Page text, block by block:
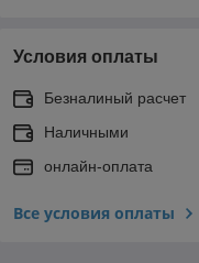
Условия оплаты
Безналиный расчет
Наличными
онлайн-оплата
Все условия оплаты